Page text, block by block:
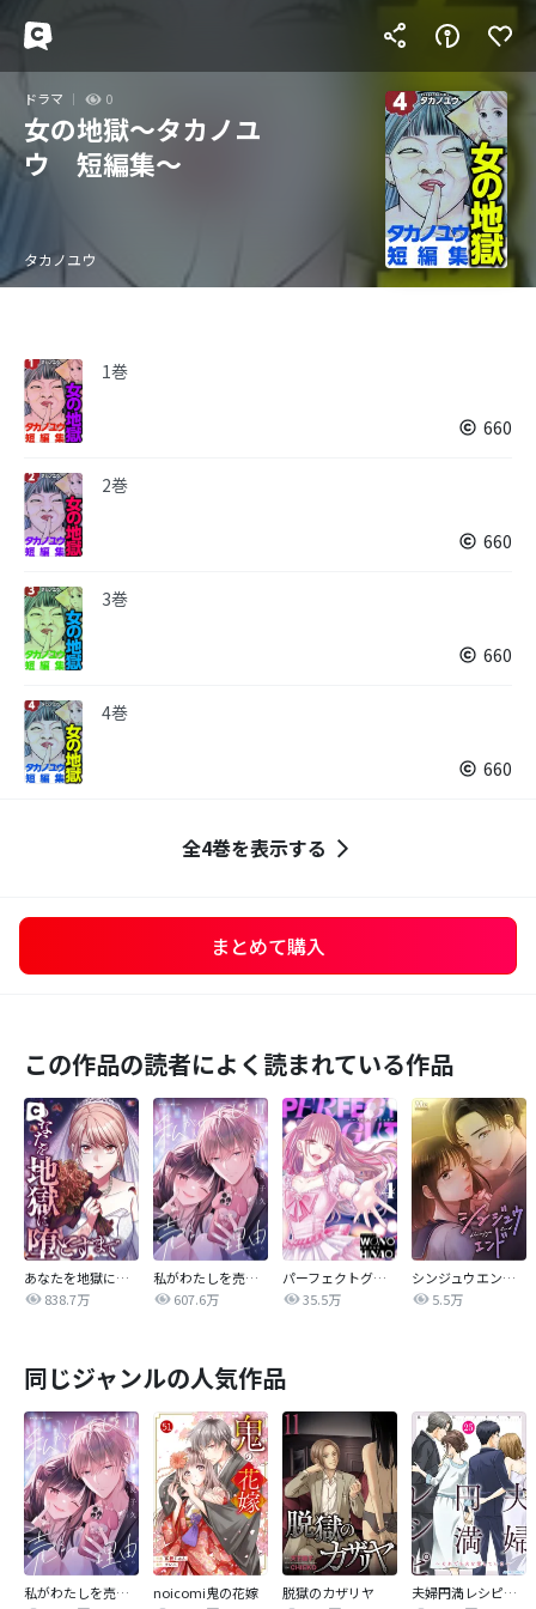
ドラマ 0
女の地獄～タカノユ
ウ 短編集～
タカノユウ
1巻
660
2巻
660
3巻
660
4巻
660
全4巻を表示する
まとめて購入
この作品の読者によく読まれている作品
あなたを地獄に堕とすまで
838.7万
私がわたしを売る理由
607.6万
パーフェクトグリッター
35.5万
シンジュウエンド【タテヨミ】
5.5万
同じジャンルの人気作品
私がわたしを売る理由
noicomi鬼の花嫁
脱獄のカザリヤ
夫婦円満レシピ～それでも夫を愛している～